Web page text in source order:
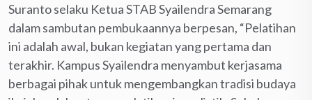
Suranto selaku Ketua STAB Syailendra Semarang
dalam sambutan pembukaannya berpesan, “Pelatihan
ini adalah awal, bukan kegiatan yang pertama dan
terakhir. Kampus Syailendra menyambut kerjasama
berbagai pihak untuk mengembangkan tradisi budaya